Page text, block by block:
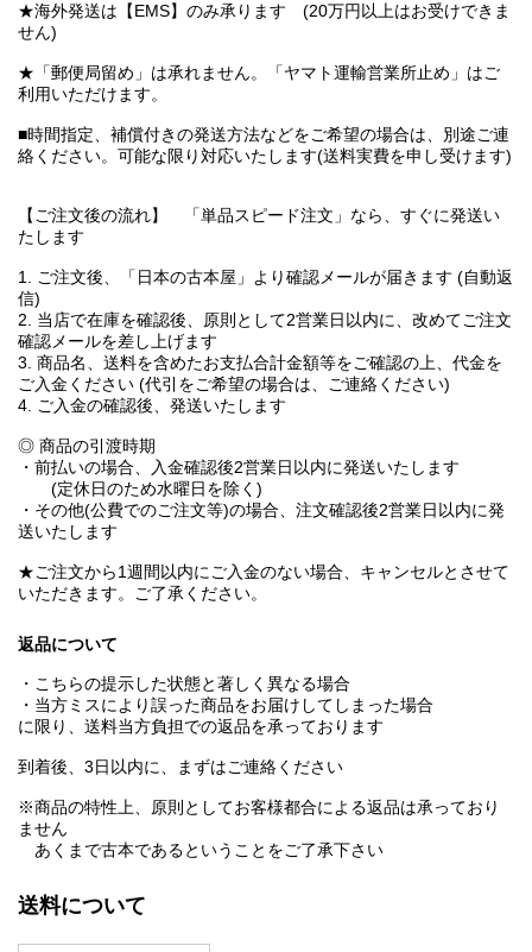
★海外発送は【EMS】のみ承ります (20万円以上はお受けできま
せん)
★「郵便局留め」は承れません。「ヤマト運輸営業所止め」はご
利用いただけます。
■時間指定、補償付きの発送方法などをご希望の場合は、別途ご連
絡ください。可能な限り対応いたします(送料実費を申し受けます)
【ご注文後の流れ】 「単品スピード注文」なら、すぐに発送い
たします
1. ご注文後、「日本の古本屋」より確認メールが届きます (自動返
信)
2. 当店で在庫を確認後、原則として2営業日以内に、改めてご注文
確認メールを差し上げます
3. 商品名、送料を含めたお支払合計金額等をご確認の上、代金を
ご入金ください (代引をご希望の場合は、ご連絡ください)
4. ご入金の確認後、発送いたします
◎ 商品の引渡時期
・前払いの場合、入金確認後2営業日以内に発送いたします
(定休日のため水曜日を除く)
・その他(公費でのご注文等)の場合、注文確認後2営業日以内に発
送いたします
★ご注文から1週間以内にご入金のない場合、キャンセルとさせて
いただきます。ご了承ください。
返品について
・こちらの提示した状態と著しく異なる場合
・当方ミスにより誤った商品をお届けしてしまった場合
に限り、送料当方負担での返品を承っております
到着後、3日以内に、まずはご連絡ください
※商品の特性上、原則としてお客様都合による返品は承っており
ません
あくまで古本であるということをご了承下さい
送料について